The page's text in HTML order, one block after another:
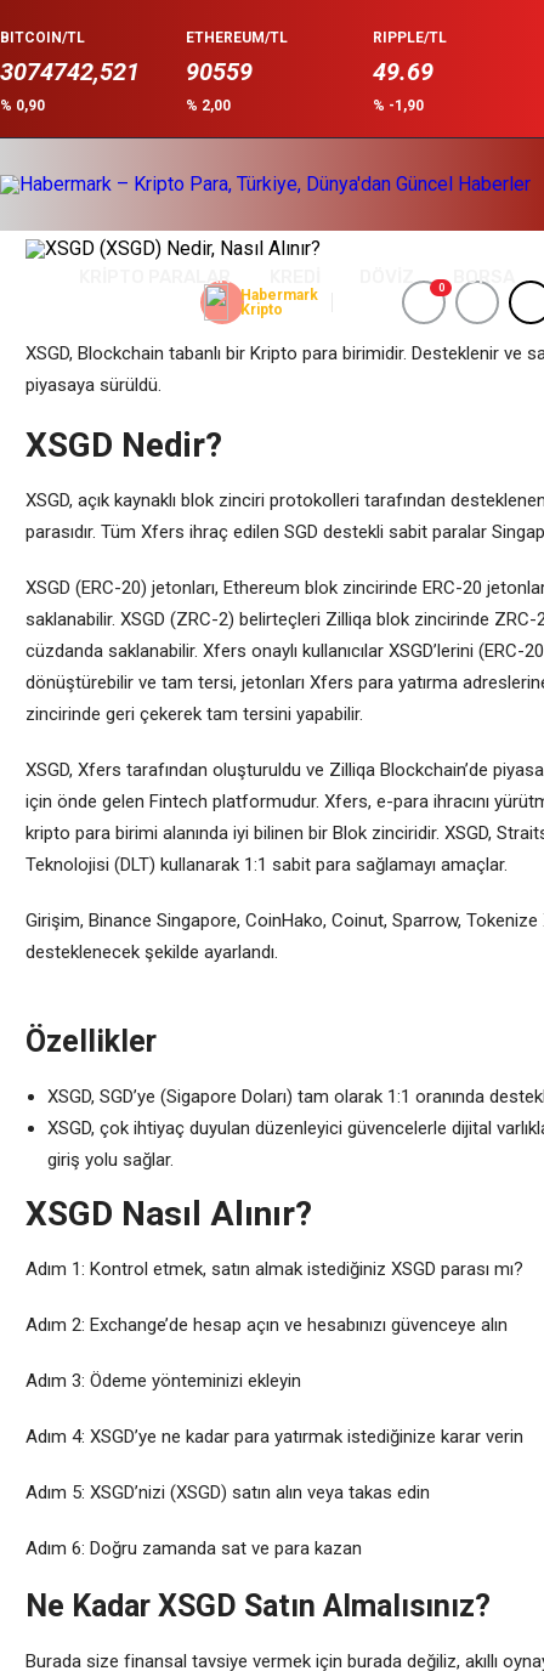
BITCOIN/TL
3074742,521
% 0,90
ETHEREUM/TL
90559
% 2,00
RIPPLE/TL
49.69
% -1,90
KRİPTO PARALAR BORSA
Anasayfa Kripto Para / XSGD (XSGD) Nedir, Nasıl Alınır?
XSGD (XSGD) Nedir, Nasıl Alınır?
Habermark
Kripto
0
XSGD, Blockchain tabanlı bir Kripto para birimidir. Desteklenir ve
piyasaya sürüldü.
XSGD Nedir?
XSGD, açık kaynaklı blok zinciri protokolleri tarafından
parasıdır. Tüm Xfers ihraç edilen SGD destekli sabit paralar
XSGD (ERC-20) jetonları, Ethereum blok zincirinde ERC-20
saklanabilir. XSGD (ZRC-2) belirteçleri Zilliqa blok zincirinde
cüzdanda saklanabilir. Xfers onaylı kullanıcılar XSGD’lerini
dönüştürebilir ve tam tersi, jetonları Xfers para yatırma
zincirinde geri çekerek tam tersini yapabilir.
XSGD, Xfers tarafından oluşturuldu ve Zilliqa Blockchain’de
için önde gelen Fintech platformudur. Xfers, e-para ihracını
kripto para birimi alanında iyi bilinen bir Blok zinciridir. XSGD,
Teknolojisi (DLT) kullanarak 1:1 sabit para sağlamayı amaçlar.
Girişim, Binance Singapore, CoinHako, Coinut, Sparrow,
desteklenecek şekilde ayarlandı.
Özellikler
XSGD, SGD’ye (Sigapore Doları) tam olarak 1:1 oranında
XSGD, çok ihtiyaç duyulan düzenleyici güvencelerle dijital
giriş yolu sağlar.
XSGD Nasıl Alınır?
Adım 1: Kontrol etmek, satın almak istediğiniz XSGD parası mı?
Adım 2: Exchange’de hesap açın ve hesabınızı güvenceye alın
Adım 3: Ödeme yönteminizi ekleyin
Adım 4: XSGD’ye ne kadar para yatırmak istediğinize karar verin
Adım 5: XSGD’nizi (XSGD) satın alın veya takas edin
Adım 6: Doğru zamanda sat ve para kazan
Ne Kadar XSGD Satın Almalısınız?
Burada size finansal tavsiye vermek için burada değiliz, akıllı